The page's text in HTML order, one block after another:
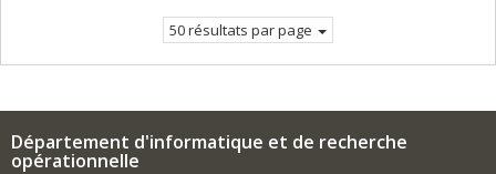
50 résultats par page
Département d'informatique et de recherche
opérationnelle